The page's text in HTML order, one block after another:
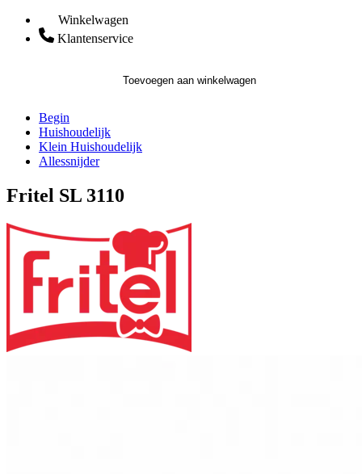
Winkelwagen
Klantenservice
Toevoegen aan winkelwagen
Begin
Huishoudelijk
Klein Huishoudelijk
Allessnijder
Fritel SL 3110